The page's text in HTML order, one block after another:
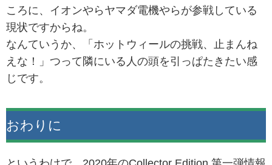
ころに、イオンやらヤマダ電機やらが参戦している
現状ですからね。
なんていうか、「ホットウィールの挑戦、止まんね
えな！」つって隣にいる人の頭を引っぱたきたい感
じです。
おわりに